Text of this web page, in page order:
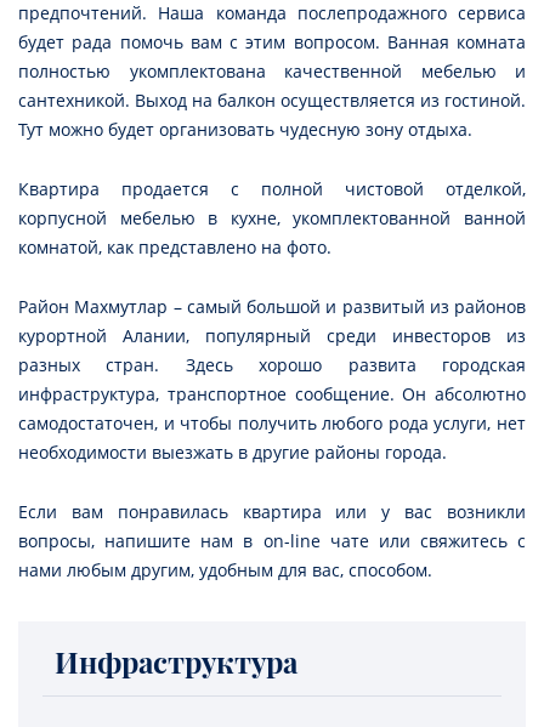
предпочтений. Наша команда послепродажного сервиса
будет рада помочь вам с этим вопросом. Ванная комната
полностью укомплектована качественной мебелью и
сантехникой. Выход на балкон осуществляется из гостиной.
Тут можно будет организовать чудесную зону отдыха.
Квартира продается с полной чистовой отделкой,
корпусной мебелью в кухне, укомплектованной ванной
комнатой, как представлено на фото.
Район Махмутлар – самый большой и развитый из районов
курортной Алании, популярный среди инвесторов из
разных стран. Здесь хорошо развита городская
инфраструктура, транспортное сообщение. Он абсолютно
самодостаточен, и чтобы получить любого рода услуги, нет
необходимости выезжать в другие районы города.
Если вам понравилась квартира или у вас возникли
вопросы, напишите нам в on-line чате или свяжитесь с
нами любым другим, удобным для вас, способом.
Инфраструктура